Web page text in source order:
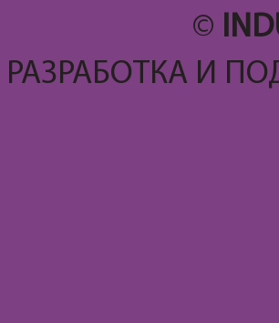
©
РАЗРАБОТКА И